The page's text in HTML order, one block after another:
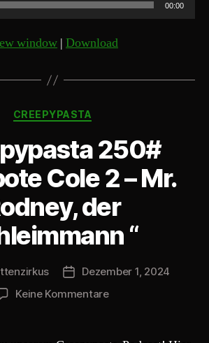
00:00
window | Download
Kategorien
CREEPYPASTA
250#
Cole 2 – Mr.
der
“
Beitragsdatum
Dezember 1, 2024
Keine Kommentarezu
„Postbote